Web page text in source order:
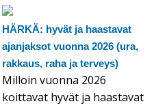
HÄRKÄ: hyvät ja haastavat
ajanjaksot vuonna 2026 (ura,
rakkaus, raha ja terveys)
Milloin vuonna 2026
koittavat hyvät ja haastavat